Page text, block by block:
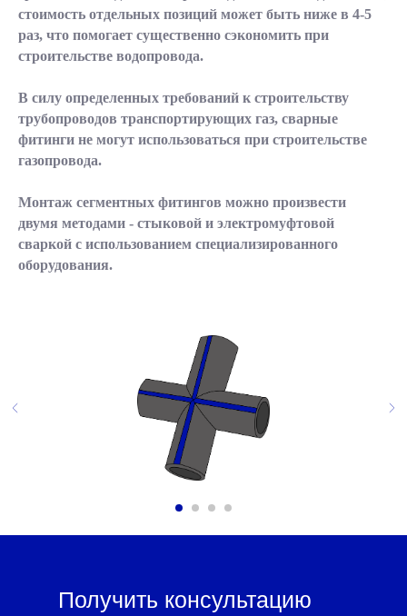
стоимость отдельных позиций может быть ниже в 4-5
раз, что помогает существенно сэкономить при
строительстве водопровода.
В силу определенных требований к строительству
трубопроводов транспортирующих газ, сварные
фитинги не могут использоваться при строительстве
газопровода.
Монтаж сегментных фитингов можно произвести
двумя методами - стыковой и электромуфтовой
сваркой с использованием специализированного
оборудования.
Получить консультацию